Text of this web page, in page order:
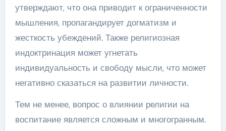
утверждают, что она приводит к ограниченности
мышления, пропагандирует догматизм и
жесткость убеждений. Также религиозная
индоктринация может угнетать
индивидуальность и свободу мысли, что может
негативно сказаться на развитии личности.
Тем не менее, вопрос о влиянии религии на
воспитание является сложным и многогранным.